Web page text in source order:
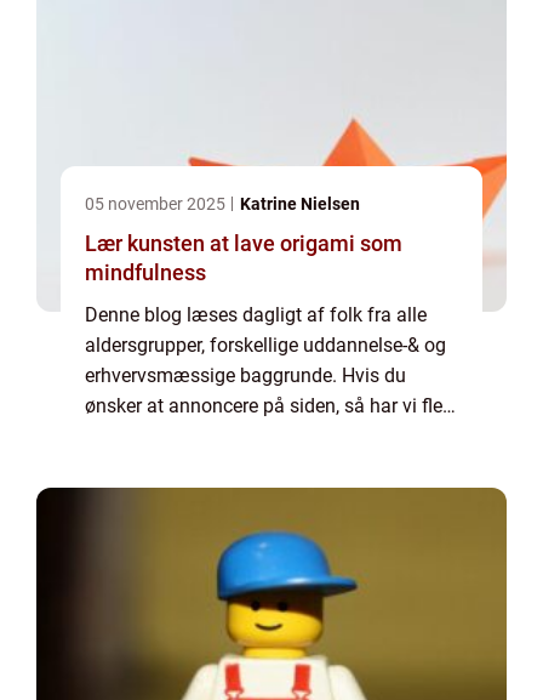
05 november 2025 Katrine Nielsen
Lær kunsten at lave origami som
mindfulness
Denne blog læses dagligt af folk fra alle
aldersgrupper, forskellige uddannelse-& og
erhvervsmæssige baggrunde. Hvis du
ønsker at annoncere på siden, så har vi flere